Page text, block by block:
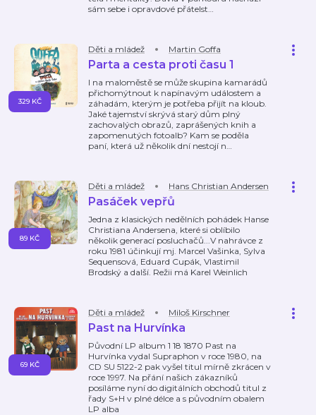
sám sebe i opravdové přátelst…
Děti a mládež Martin Goffa
Parta a cesta proti času 1
I na maloměstě se může skupina kamarádů
přichomýtnout k napínavým událostem a
záhadám, kterým je potřeba přijít na kloub.
Jaké tajemství skrývá starý dům plný
zachovalých obrazů, zaprášených knih a
zapomenutých fotoalb? Kam se poděla
paní, která už několik dní nestojí n…
329 KČ
Děti a mládež Hans Christian Andersen
Pasáček vepřů
Jedna z klasických nedělních pohádek Hanse
Christiana Andersena, které si oblíbilo
několik generací posluchačů...V nahrávce z
roku 1981 účinkují mj. Marcel Vašinka, Sylva
Sequensová, Eduard Cupák, Vlastimil
Brodský a další. Režii má Karel Weinlich
89 KČ
Děti a mládež Miloš Kirschner
Past na Hurvínka
Původní LP album 1 18 1870 Past na
Hurvínka vydal Supraphon v roce 1980, na
CD SU 5122-2 pak vyšel titul mírně zkrácen v
roce 1997. Na přání našich zákazníků
posíláme nyní do digitálních obchodů titul z
řady S+H v plné délce a s původním obalem
LP alba
69 KČ